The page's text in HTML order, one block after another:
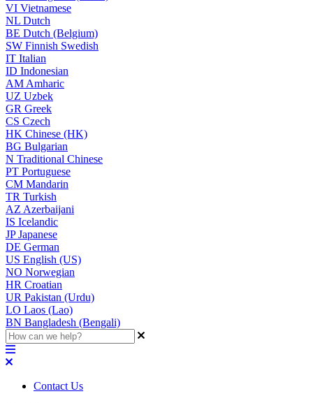
VI Vietnamese
NL Dutch
BE Dutch (Belgium)
SW Finnish Swedish
IT Italian
ID Indonesian
AM Amharic
UZ Uzbek
GR Greek
CS Czech
HK Chinese (HK)
BG Bulgarian
N Traditional Chinese
PT Portuguese
CM Mandarin
TR Turkish
AZ Azerbaijani
IS Icelandic
JPJapanese
DE German
US English (US)
NO Norwegian
HR Croatian
UR Pakistan (Urdu)
LO Laos (Lao)
BN Bangladesh (Bengali)
Contact Us